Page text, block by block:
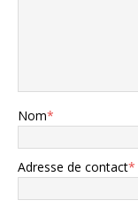
Nom*
Adresse de contact*